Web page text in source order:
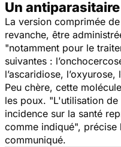
Un
La version comprimée
revanche, être
"notamment pour le
suivantes :
l’ascaridiose,
Peu chère, cette
les poux. "L'utilisation
incidence sur la santé
comme indiqué", précise
communiqué.